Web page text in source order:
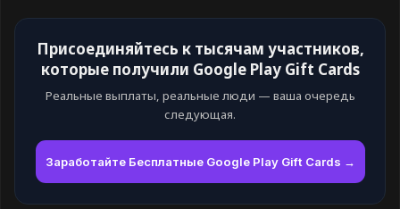
Присоединяйтесь к тысячам участников,
которые получили Google Play Gift Cards
Реальные выплаты, реальные люди — ваша очередь
следующая.
Заработайте Бесплатные Google Play Gift Cards →